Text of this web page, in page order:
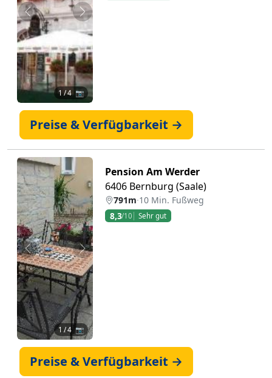
Zurück Weiter
1/ 4 📷
Preise & Verfügbarkeit →
Zurück Weiter
1 / 4 📷
Pension Am Werder
6406 Bernburg (Saale)
791m·10 Min. Fußweg
8,3/10 Sehr gut
Preise & Verfügbarkeit →